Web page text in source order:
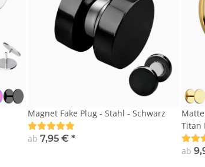
Magnet Fake Plug - Stahl - Schwarz
ab7,95 €*
Titan
ab